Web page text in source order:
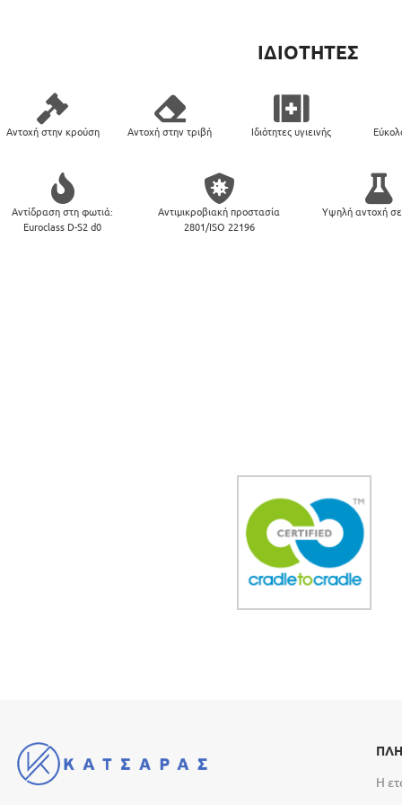
ΙΔΙΟΤΗΤΕΣ
Αντοχή στην κρούση Αντοχή στην τριβή Ιδιότητες υγιεινής
Αντίδραση στη φωτιά:
Euroclass D-S2 d0
Αντιμικροβιακή προστασία
2801/ISO 22196
Υψηλή αντοχή σε
Η